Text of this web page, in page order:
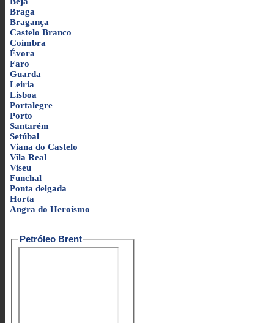
Braga
Bragança
Castelo Branco
Coimbra
Évora
Faro
Guarda
Leiria
Lisboa
Portalegre
Porto
Santarém
Setúbal
Viana do Castelo
Vila Real
Viseu
Funchal
Ponta delgada
Horta
Angra do Heroísmo
Petróleo Brent